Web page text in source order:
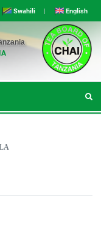
Swahili | English